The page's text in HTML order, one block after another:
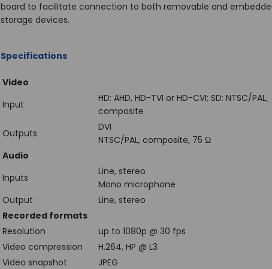
board to facilitate connection to both removable and
storage devices.
Specifications
Video
Input
HD: AHD, HD-TVI or HD-CVI; SD: NTSC/PAL,
composite
Outputs
DVI
NTSC/PAL, composite, 75 Ω
Audio
Inputs
Line, stereo
Mono microphone
Output
Line, stereo
Recorded formats
Resolution
up to 1080p @ 30 fps
Video compression
H.264, HP @ L3
Video snapshot
JPEG